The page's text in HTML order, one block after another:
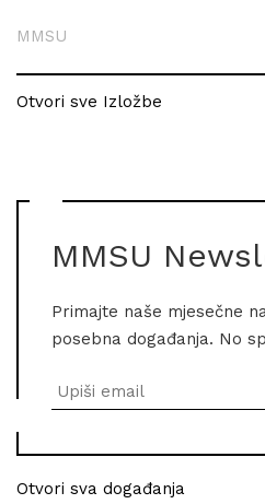
MMSU
Otvori sve Izložbe
MMSU
Primajte naše mjesečne
posebna događanja. No
Otvori sva događanja